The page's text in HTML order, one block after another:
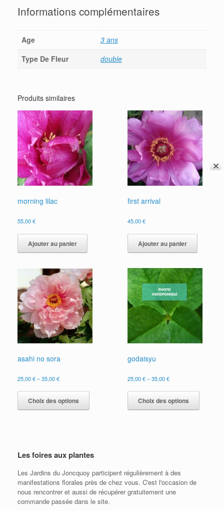
✕
Informations complémentaires
Age
3 ans
Type De Fleur
double
Produits similaires
morning lilac
55,00€
Ajouter au panier
first arrival
45,00€
Ajouter au panier
asahi no sora
25,00€–35,00€
Choix des options
Ce
a
peuvent
choisies
sur
la
page
godaisyu
25,00€–35,00€
Choix des options
Ce
a
Les foires aux plantes
Les Jardins du Joncquoy participent régulièrement à des
manifestations florales près de chez vous. C'est l'occasion de
nous rencontrer et aussi de récupérer gratuitement une
commande passée dans le site.